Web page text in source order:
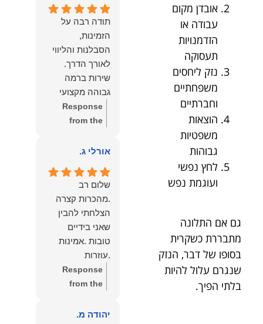
אובדן מקום
עבודה או
הזדמנויות
תעסוקה
נזק ליחסים
משפחתיים
וחברתיים
הוצאות
משפטיות
גבוהות
לחץ נפשי
ועוגמת נפש
גם אם התלונה
מתבררת כשקרית
בסופו של דבר, הנזק
שנגרם עלול להיות
בלתי הפיך.
הצלחה, ברכה
ובשורות טובות.
שמעון האן
משרד עורכי דין
ונוטריון
התהליך.
המקצועיות,
הסבלנות,
היסודיות
והאכפתיות שלו
בלטו מהרגע
הראשון. הרגשתי
שיש לי על מי
לסמוך, ואני
הלב לכל מי
שמחפש עורך דין
מקצועי, אמין
ומסור.
ולשירותך בכל
עת גם בהמשך.
שמעון האן
משרד עורכי דין
ונוטריון
תודה רבה על
הזמינות,
הסבלנות והליווי
שירות ברמה
גבוהה מקצועי
ואמין.
Response
from the
הוא שלנו.
אורלי ג.
שלום רב
.מהכרות קצרה
הצלחתי להבין
שאני בידיים
טובות .אמינות
.עוזרות
.ומקשיבות .אין לי
מילים להודות
העוצמות
Response
from the
רבה על המילים
יהודה מ.